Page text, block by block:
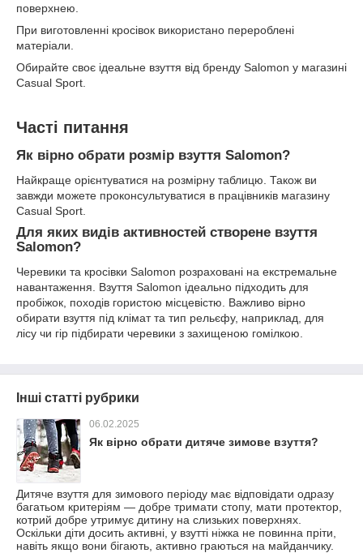
поверхнею.
При виготовленні кросівок використано перероблені
матеріали.
Обирайте своє ідеальне взуття від бренду Salomon у магазині
Casual Sport.
Часті питання
Як вірно обрати розмір взуття Salomon?
Найкраще орієнтуватися на розмірну таблицю. Також ви
завжди можете проконсультуватися в працівників магазину
Casual Sport.
Для яких видів активностей створене взуття
Salomon?
Черевики та кросівки Salomon розраховані на екстремальне
навантаження. Взуття Salomon ідеально підходить для
пробіжок, походів гористою місцевістю. Важливо вірно
обирати взуття під клімат та тип рельєфу, наприклад, для
лісу чи гір підбирати черевики з захищеною гомілкою.
Інші статті рубрики
06.02.2025
Як вірно обрати дитяче зимове взуття?
Дитяче взуття для зимового періоду має відповідати одразу
багатьом критеріям — добре тримати стопу, мати протектор,
котрий добре утримує дитину на слизьких поверхнях.
Оскільки діти досить активні, у взутті ніжка не повинна пріти,
навіть якщо вони бігають, активно граються на майданчику.